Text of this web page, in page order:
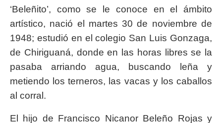
‘Beleñito’, como se le conoce en el ámbito
artístico, nació el martes 30 de noviembre de
1948; estudió en el colegio San Luis Gonzaga,
de Chiriguaná, donde en las horas libres se la
pasaba arriando agua, buscando leña y
metiendo los terneros, las vacas y los caballos
al corral.
El hijo de Francisco Nicanor Beleño Rojas y